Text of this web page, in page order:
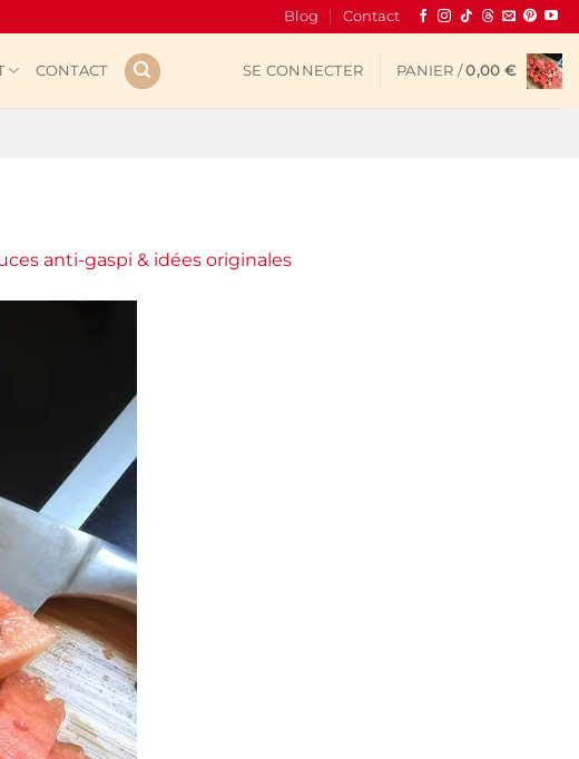
Blog Contact
CONTACT SE CONNECTER PANIER /0,00 €
anti-gaspi & idées originales